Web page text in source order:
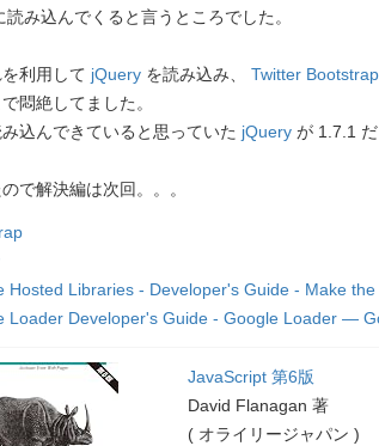
読み込んでくると言うところでした。
利用して jQuery を読み込み、 Twitter Bootstrap
悶絶してました。
込んできていると思っていた jQuery が 1.7.1 だ
で解決編は次回。。。
Hosted Libraries - Developer's Guide - Make
Loader Developer's Guide - Google Loader —
JavaScript 第6版
David Flanagan 著
( オライリージャパン )